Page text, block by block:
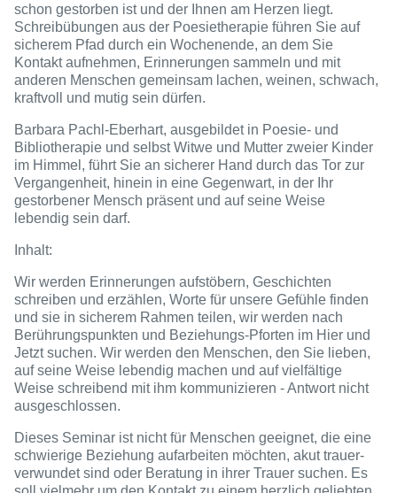
schon gestorben ist und der Ihnen am Herzen liegt.
Schreibübungen aus der Poesietherapie führen Sie auf
sicherem Pfad durch ein Wochenende, an dem Sie
Kontakt aufnehmen, Erinnerungen sammeln und mit
anderen Menschen gemeinsam lachen, weinen, schwach,
kraftvoll und mutig sein dürfen.
Barbara Pachl-Eberhart, ausgebildet in Poesie- und
Bibliotherapie und selbst Witwe und Mutter zweier Kinder
im Himmel, führt Sie an sicherer Hand durch das Tor zur
Vergangenheit, hinein in eine Gegenwart, in der Ihr
gestorbener Mensch präsent und auf seine Weise
lebendig sein darf.
Inhalt:
Wir werden Erinnerungen aufstöbern, Geschichten
schreiben und erzählen, Worte für unsere Gefühle finden
und sie in sicherem Rahmen teilen, wir werden nach
Berührungspunkten und Beziehungs-Pforten im Hier und
Jetzt suchen. Wir werden den Menschen, den Sie lieben,
auf seine Weise lebendig machen und auf vielfältige
Weise schreibend mit ihm kommunizieren - Antwort nicht
ausgeschlossen.
Dieses Seminar ist nicht für Menschen geeignet, die eine
schwierige Beziehung aufarbeiten möchten, akut trauer-
verwundet sind oder Beratung in ihrer Trauer suchen. Es